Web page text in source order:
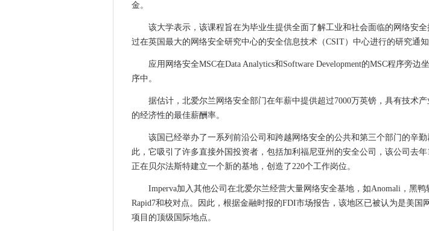
尚未实施NIS指令的荷兰企业
懈怠的中断导致中断，但突出了团队聊天的重要性
微软的iOS改进办公室随处提供企业
Mingis关于Tech：RSA 2018的课程
Home Office Brexit应用程序将在Apple设备上使用
O2 5G网络支持Millbrook Cav试验
MySpace数据丢失：Botched Server迁移提示用户对丢失歌曲命运的疑虑
英国在扩大的投资中引导欧洲
Microsoft在查找bsod bug后持有Windows 10功能升级
金。
该大学表示，该课程旨在为毕业生提供全面了解工业和社会面临的网络安全
过在英国最大的网络安全研究中心的安全信息技术（CSIT）中心进行的研究通知
应用网络安全MSC在Data Analytics和Software Development的MSC程序旁边
序中。
据估计，北爱尔兰网络安全部门在年薪中提供超过7000万英镑，具有技术产
的经济性的最佳薪酬率。
该国已经举办了一系列前沿公司和跨越网络安全的公共和第三个部门的辛勤
此，它吸引了许多直接外国投资者，包括加利福尼亚州的安全公司，该公司去年
正在贝尔法斯特建立一个新的基地，创造了220个工作岗位。
Imperva加入其他公司在北爱尔兰经营大量网络安全基地，如Anomali，黑鸭
Rapid7和校对点。因此，根据金融时报的FDI市场报告，该地区已被认为是美国
项目的顶级国际地点。